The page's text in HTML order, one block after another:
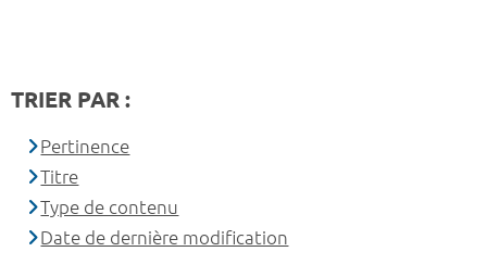
TRIER PAR :
Pertinence
Titre
Type de contenu
Date de dernière modification